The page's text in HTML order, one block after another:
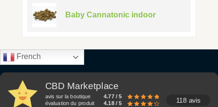
Baby Cannatonic indoor
French
CBD Marketplace
avis sur la boutique
4.77 / 5
évaluation du produit
4.18 / 5 118 avis